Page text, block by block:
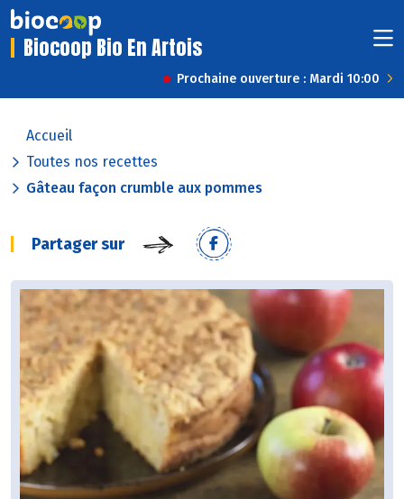
Biocoop Bio En Artois
Prochaine ouverture : Mardi 10:00
Accueil
Toutes nos recettes
Gâteau façon crumble aux pommes
Partager sur